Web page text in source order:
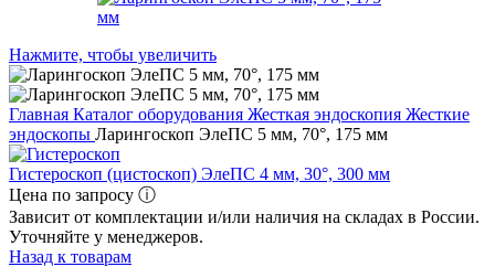
Нажмите, чтобы увеличить
Главная Каталог оборудования Жесткая эндоскопия Жесткие
эндоскопы Ларингоскоп ЭлеПС 5 мм, 70°, 175 мм
Гистероскоп (цистоскоп) ЭлеПС 4 мм, 30°, 300 мм
Цена по запросу ⓘ
Зависит от комплектации и/или наличия на складах в России.
Уточняйте у менеджеров.
Назад к товарам